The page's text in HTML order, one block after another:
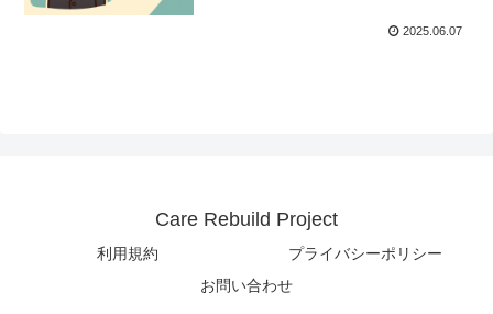
2025.06.07
Care Rebuild Project
利用規約
プライバシーポリシー
お問い合わせ